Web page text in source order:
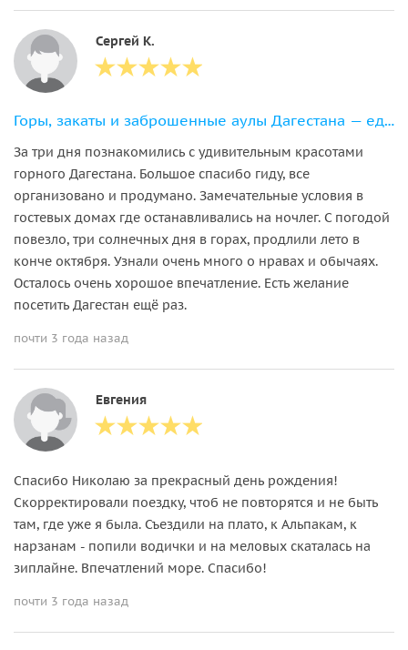
Сергей К.
Горы, закаты и заброшенные аулы Дагестана — едем в горы на выходные
За три дня познакомились с удивительным красотами
горного Дагестана. Большое спасибо гиду, все
организовано и продумано. Замечательные условия в
гостевых домах где останавливались на ночлег. С погодой
повезло, три солнечных дня в горах, продлили лето в
конче октября. Узнали очень много о нравах и обычаях.
Осталось очень хорошое впечатление. Есть желание
посетить Дагестан ещё раз.
почти 3 года назад
Евгения
Спасибо Николаю за прекрасный день рождения!
Скорректировали поездку, чтоб не повторятся и не быть
там, где уже я была. Съездили на плато, к Альпакам, к
нарзанам - попили водички и на меловых скаталась на
зиплайне. Впечатлений море. Спасибо!
почти 3 года назад